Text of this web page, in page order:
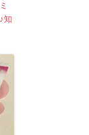
知